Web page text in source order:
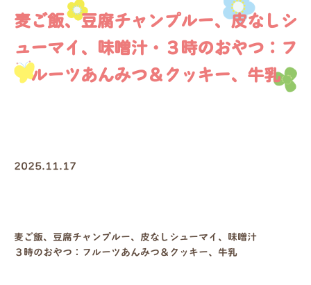
麦ご飯、豆腐チャンプルー、皮なしシ
ューマイ、味噌汁・３時のおやつ：フ
ルーツあんみつ＆クッキー、牛乳
2025.11.17
麦ご飯、豆腐チャンプルー、皮なしシューマイ、味噌汁
３時のおやつ：フルーツあんみつ＆クッキー、牛乳